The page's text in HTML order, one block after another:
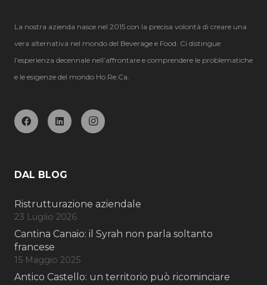
La nostra azienda nasce nel 2015 con la precisa volontà di creare una
vera alternativa nel mondo del Beverage e Food. Ci distingue
l’esperienza decennale nell’affrontare e comprendere le problematiche
e le esigenze del mondo Ho.Re.Ca.
DAL BLOG
Ristrutturazione aziendale
23 Luglio 2026
Cantina Canaio: il Syrah non parla soltanto
francese
15 Maggio 2025
Antico Castello: un territorio può ricominciare